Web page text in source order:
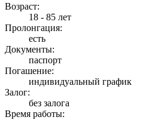
Возраст:
18 - 85 лет
Пролонгация:
есть
Документы:
паспорт
Погашение:
индивидуальный график
Залог:
без залога
Время работы: